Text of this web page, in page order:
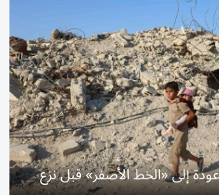
إلى «الخط الأصفر» قبل نزع